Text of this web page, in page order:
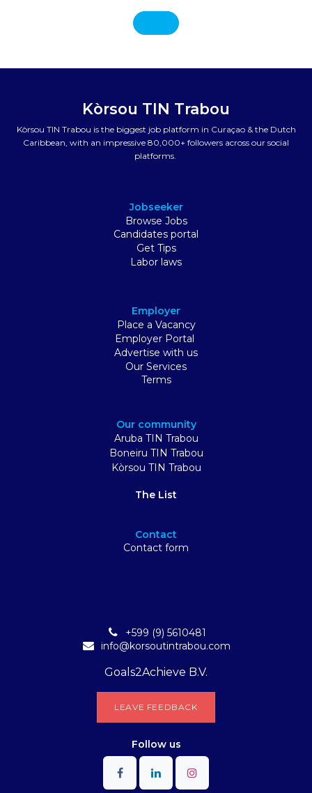
Kòrsou TIN Trabou
Kòrsou TIN Trabou is the biggest job platform in Curaçao & the Dutch
Caribbean, with an impressive 80,000+ followers across our social
platforms.
Jobseeker
Browse Jobs
Candidates portal
Get Tips
Labor laws
Employer
Place a Vacancy
Employer Portal
Advertise with us
Our Services
Terms
Our community
Aruba TIN Trabou
Boneiru TIN Trabou
Kòrsou TIN Trabou
The List
Contact
Contact form
+599 (9) 5610481
info@korsoutintrabou.com
Goals2Achieve B.V.
L​​EA​​​​​​​​V​​E FEEDB​​A​​​​CK
Follow us